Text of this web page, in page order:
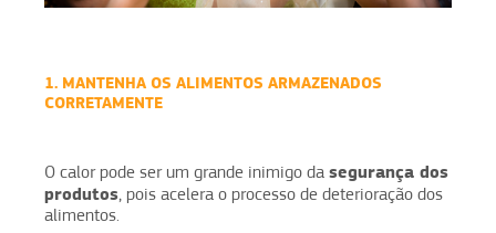
1. MANTENHA OS ALIMENTOS ARMAZENADOS
CORRETAMENTE
O calor pode ser um grande inimigo da segurança dos
produtos, pois acelera o processo de deterioração dos
alimentos.